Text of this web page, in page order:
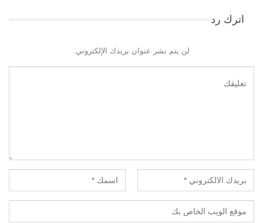
اترك رد
لن يتم نشر عنوان بريدك الإلكتروني.